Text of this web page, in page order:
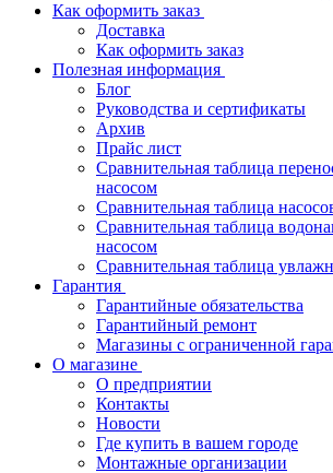
Как оформить заказ
Доставка
Как оформить заказ
Полезная информация
Блог
Руководства и сертификаты
Архив
Прайс лист
Сравнительная таблица
насосом
Сравнительная таблица
Сравнительная таблица
насосом
Сравнительная таблица
Гарантия
Гарантийные обязательства
Гарантийный ремонт
Магазины с ограниченной
О магазине
О предприятии
Контакты
Новости
Где купить в вашем городе
Монтажные организации